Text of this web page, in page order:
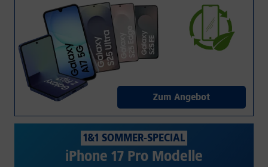
Zum Angebot
1&1 SOMMER-SPECIAL
iPhone 17 Pro Modelle